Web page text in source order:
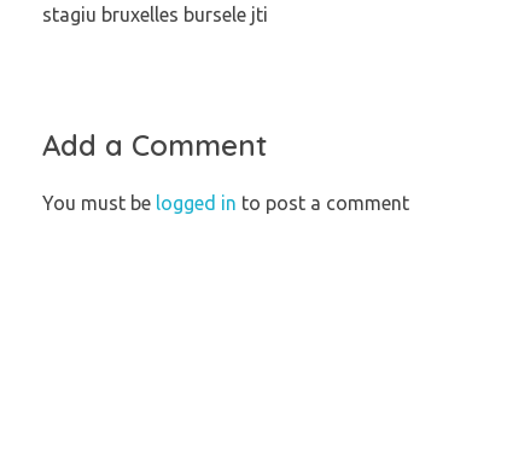
stagiu bruxelles bursele jti
Add a Comment
You must be logged in to post a comment